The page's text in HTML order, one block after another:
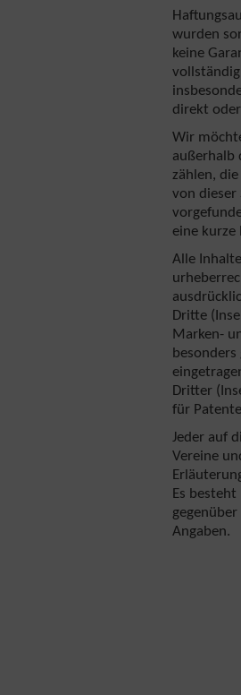
wurden
keine
direkt
Wir
außerhalb
zählen,
von dieser
eine kurze
Alle
Dritte
Marken-
Dritter
für
Jeder auf
Vereine
Es
Angaben.